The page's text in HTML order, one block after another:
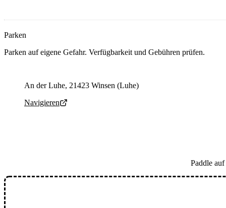
Parken
Parken auf eigene Gefahr. Verfügbarkeit und Gebühren prüfen.
An der Luhe, 21423 Winsen (Luhe)
Navigieren
Paddle auf